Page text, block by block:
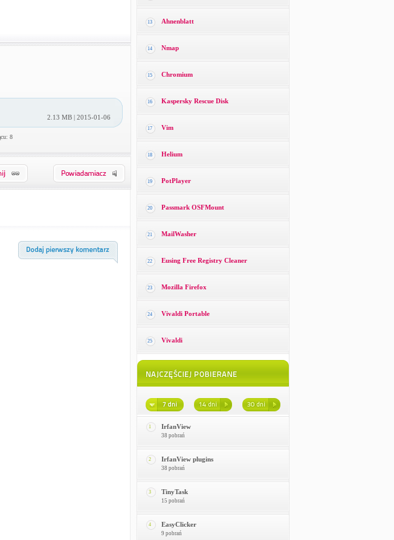
2.13 MB | 2015-01-06
8
13 Ahnenblatt
14 Nmap
15 Chromium
16 Kaspersky Rescue Disk
17 Vim
18 Helium
19 PotPlayer
20 Passmark OSFMount
21 MailWasher
22 Eusing Free Registry Cleaner
23 Mozilla Firefox
24 Vivaldi Portable
25 Vivaldi
1 IrfanView
38 pobrań
2 IrfanView plugins
38 pobrań
3 TinyTask
15 pobrań
4 EasyClicker
9 pobrań